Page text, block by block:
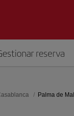
reserva
Palma de